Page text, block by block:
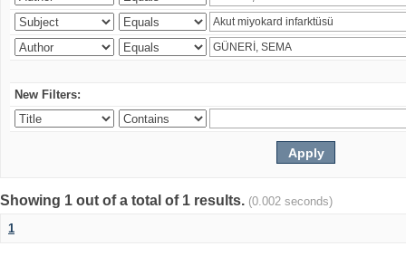
New Filters:
Showing 1 out of a total of 1 results. (0.002 seconds)
1